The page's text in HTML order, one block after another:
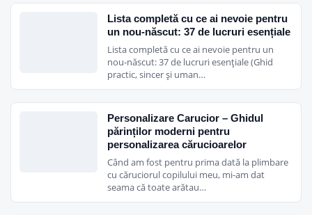
Lista completă cu ce ai nevoie pentru
un nou-născut: 37 de lucruri esențiale
Lista completă cu ce ai nevoie pentru un
nou-născut: 37 de lucruri esențiale (Ghid
practic, sincer și uman…
Personalizare Carucior – Ghidul
părinților moderni pentru
personalizarea cărucioarelor
Când am fost pentru prima dată la plimbare
cu căruciorul copilului meu, mi-am dat
seama că toate arătau…